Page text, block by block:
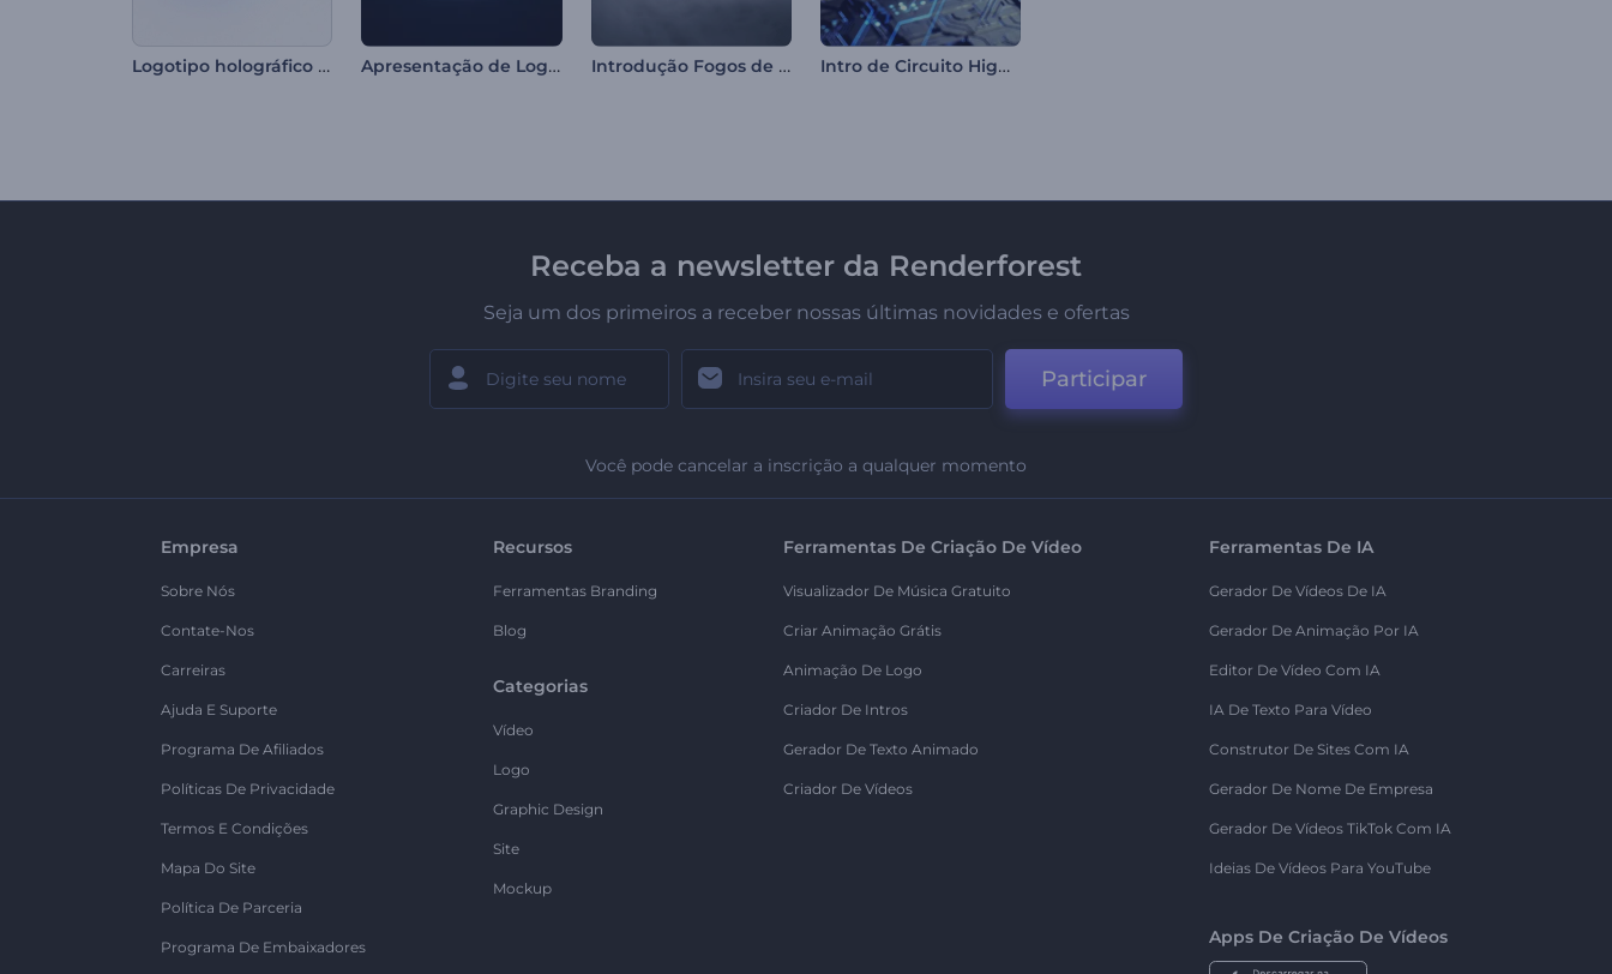
Logotipo holográfico revelado Apresentação de Logotipo - Dispersão Vívida Introdução Fogos de Artifício do Rendy Intro de Circuito High-Tech
Receba a newsletter da Renderforest
Seja um dos primeiros a receber nossas últimas novidades e ofertas
Participar
Você pode cancelar a inscrição a qualquer momento
Empresa
Sobre Nós
Contate-Nos
Carreiras
Ajuda E Suporte
Programa De Afiliados
Políticas De Privacidade
Termos E Condições
Mapa Do Site
Política De Parceria
Programa De Embaixadores
Recursos
Ferramentas Branding
Blog
Categorias
Vídeo
Logo
Graphic Design
Site
Mockup
Ferramentas De Criação De Vídeo
Visualizador De Música Gratuito
Criar Animação Grátis
Animação De Logo
Criador De Intros
Gerador De Texto Animado
Criador De Vídeos
Ferramentas De IA
Gerador De Vídeos De IA
Gerador De Animação Por IA
Editor De Vídeo Com IA
IA De Texto Para Vídeo
Construtor De Sites Com IA
Gerador De Nome De Empresa
Gerador De Vídeos TikTok Com IA
Ideias De Vídeos Para YouTube
Apps De Criação De Vídeos